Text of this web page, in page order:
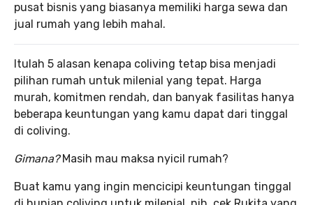
pusat bisnis yang biasanya memiliki harga sewa dan
jual rumah yang lebih mahal.
Itulah 5 alasan kenapa coliving tetap bisa menjadi
pilihan rumah untuk milenial yang tepat. Harga
murah, komitmen rendah, dan banyak fasilitas hanya
beberapa keuntungan yang kamu dapat dari tinggal
di coliving.
Gimana?Masih mau maksa nyicil rumah?
Buat kamu yang ingin mencicipi keuntungan tinggal